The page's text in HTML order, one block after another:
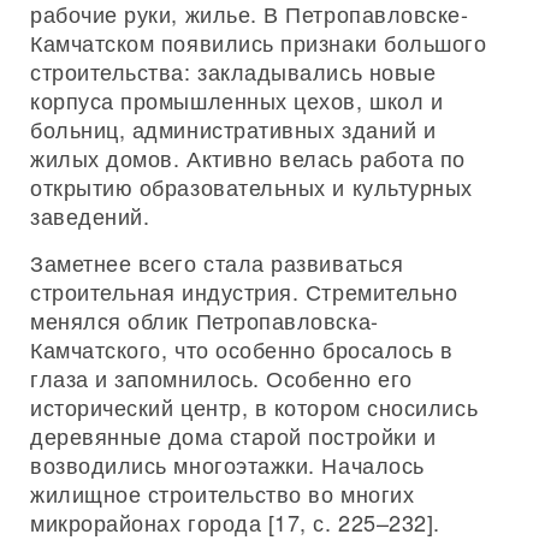
рабочие руки, жилье. В Петропавловске-
Камчатском появились признаки большого
строительства: закладывались новые
корпуса промышленных цехов, школ и
больниц, административных зданий и
жилых домов. Активно велась работа по
открытию образовательных и культурных
заведений.
Заметнее всего стала развиваться
строительная индустрия. Стремительно
менялся облик Петропавловска-
Камчатского, что особенно бросалось в
глаза и запомнилось. Особенно его
исторический центр, в котором сносились
деревянные дома старой постройки и
возводились многоэтажки. Началось
жилищное строительство во многих
микрорайонах города [17, с. 225–232].